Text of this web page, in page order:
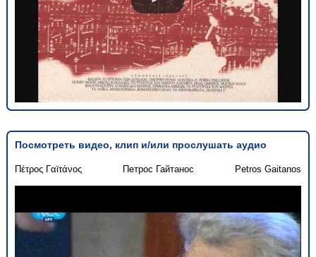
Посмотреть видео, клип и/или прослушать аудио
Πέτρος Γαϊτάνος Петрос Гайтанос Petros Gaitanos